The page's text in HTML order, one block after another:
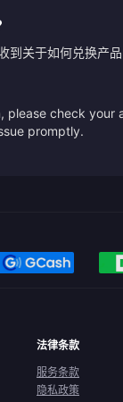
关于如何兑换产
check
promptly.
法律条款
服务条款
隐私政策